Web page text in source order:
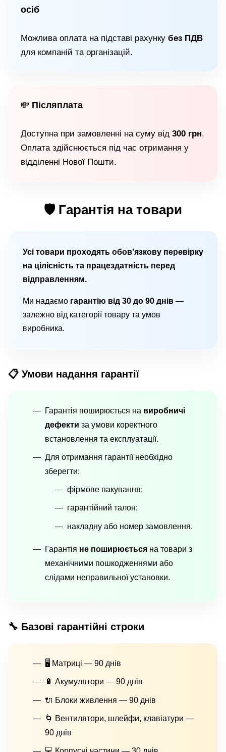
осіб
Можлива оплата на підставі рахунку без ПДВ
для компаній та організацій.
💸 Післяплата
Доступна при замовленні на суму від 300 грн.
Оплата здійснюється під час отримання у
відділенні Нової Пошти.
🛡 Гарантія на товари
Усі товари проходять обов’язкову перевірку
на цілісність та працездатність перед
відправленням.
Ми надаємо гарантію від 30 до 90 днів —
залежно від категорії товару та умов
виробника.
📋 Умови надання гарантії
Гарантія поширюється на виробничі
дефекти за умови коректного
встановлення та експлуатації.
Для отримання гарантії необхідно
зберегти:
фірмове пакування;
гарантійний талон;
накладну або номер замовлення.
Гарантія не поширюється на товари з
механічними пошкодженнями або
слідами неправильної установки.
🔧 Базові гарантійні строки
🖥 Матриці — 90 днів
🔋 Акумулятори — 90 днів
🔌 Блоки живлення — 90 днів
🌀 Вентилятори, шлейфи, клавіатури —
90 днів